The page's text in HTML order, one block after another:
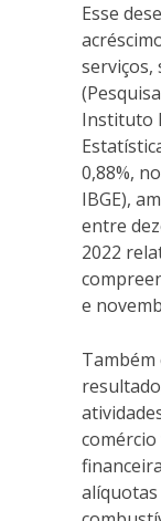
Esse
serviços,
Instituto
0,88%,
IBGE),
entre
2022
e